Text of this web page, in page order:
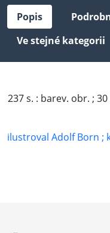
Popis
Ve stejné kategorii
237 s. : barev. obr. ; 30
ilustroval Adolf Born ;